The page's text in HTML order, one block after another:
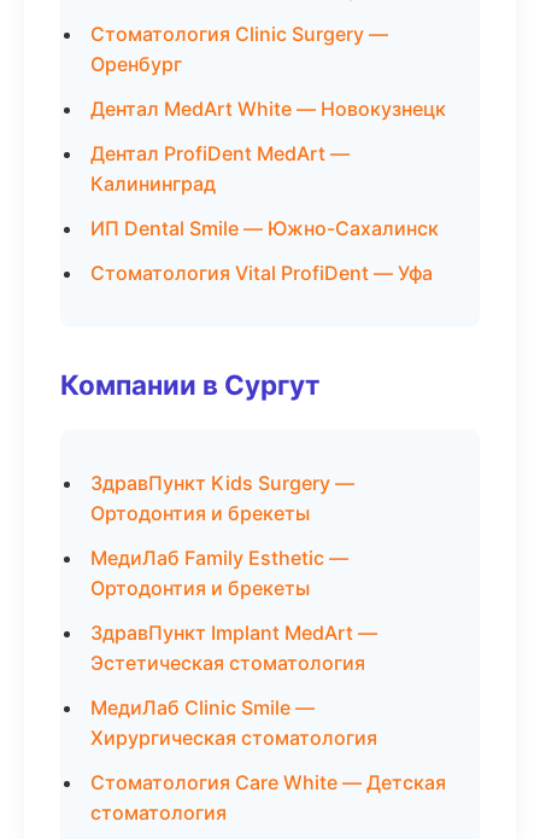
Стоматология Clinic Surgery —
Оренбург
Дентал MedArt White — Новокузнецк
Дентал ProfiDent MedArt —
Калининград
ИП Dental Smile — Южно-Сахалинск
Стоматология Vital ProfiDent — Уфа
Компании в Сургут
ЗдравПункт Kids Surgery —
Ортодонтия и брекеты
МедиЛаб Family Esthetic —
Ортодонтия и брекеты
ЗдравПункт Implant MedArt —
Эстетическая стоматология
МедиЛаб Clinic Smile —
Хирургическая стоматология
Стоматология Care White — Детская
стоматология